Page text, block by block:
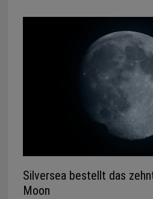
Silversea bestellt das
Moon